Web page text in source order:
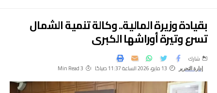
بقيادة وزيرة المالية.. وكالة تنمية الشمال
تسرع وتيرة أوراشها الكبرى
إدارة التحرير 13 مايو، 2026 الساعة 11:37 صباحًا 3 Min Read
شارك